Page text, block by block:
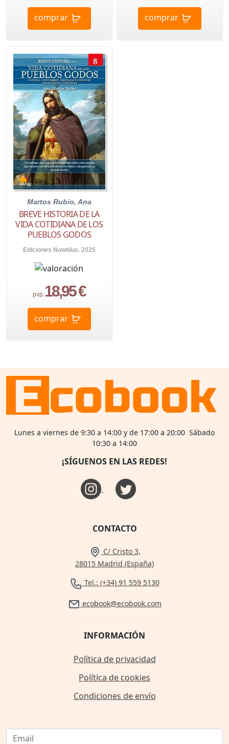
comprar comprar
Martos Rubio, Ana
BREVE HISTORIA DE LA
VIDA COTIDIANA DE LOS
PUEBLOS GODOS
Ediciones Nowtilus. 2025
pvp.18,95 €
comprar
Lunes a viernes de 9:30 a 14:00 y de 17:00 a 20:00 Sábado
10:30 a 14:00
¡SÍGUENOS EN LAS REDES!
CONTACTO
C/ Cristo 3,
28015 Madrid (España)
Tel.: (+34) 91 559 5130
ecobook@ecobook.com
INFORMACIÓN
Política de privacidad
Política de cookies
Condiciones de envío